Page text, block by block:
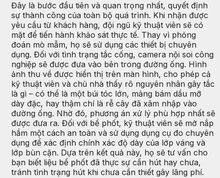
Đây là bước đầu tiên và quan trọng nhất, quyết định
sự thành công của toàn bộ quá trình. Khi nhận được
yêu cầu từ khách hàng, đội ngũ kỹ thuật viên sẽ có
mặt để tiến hành khảo sát thực tế. Thay vì phỏng
đoán mò mẫm, họ sẽ sử dụng các thiết bị chuyên
dụng. Đối với tình trạng tắc cống, camera nội soi công
nghiệp sẽ được đưa vào bên trong đường ống. Hình
ảnh thu về được hiển thị trên màn hình, cho phép cả
kỹ thuật viên và chủ nhà thấy rõ nguyên nhân gây tắc
là gì – có thể là một búi tóc lớn, mảng bám dầu mỡ
dày đặc, hay thậm chí là rễ cây đã xâm nhập vào
đường ống. Nhờ đó, phương án xử lý phù hợp nhất sẽ
được đưa ra. Đối với bể phốt, kỹ thuật viên sẽ mở nắp
hầm một cách an toàn và sử dụng dụng cụ đo chuyên
dụng để xác định chính xác độ dày của lớp váng và
lớp bùn cặn. Dựa trên kết quả này, họ sẽ tư vấn cho
bạn biết liệu bể phốt đã thực sự cần hút hay chưa,
tránh tình trạng hút khi chưa cần thiết gây lãng phí.